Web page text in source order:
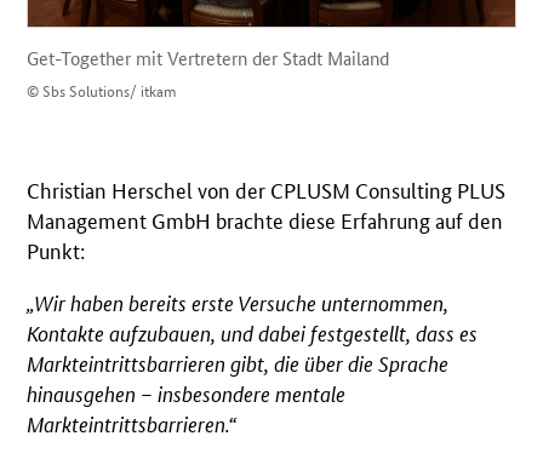
Get-Together mit Vertretern der Stadt Mailand
© Sbs Solutions/ itkam
Christian Herschel von der CPLUSM Consulting PLUS
Management GmbH brachte diese Erfahrung auf den
Punkt:
„Wir haben bereits erste Versuche unternommen,
Kontakte aufzubauen, und dabei festgestellt, dass es
Markteintrittsbarrieren gibt, die über die Sprache
hinausgehen – insbesondere mentale
Markteintrittsbarrieren.“